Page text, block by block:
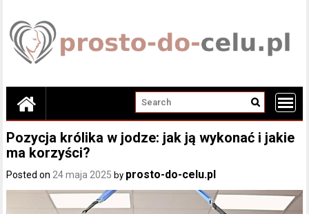
content
Pozycja królika w jodze: jak ją wykonać i jakie
ma korzyści?
Posted on24 maja 2025 by prosto-do-celu.pl